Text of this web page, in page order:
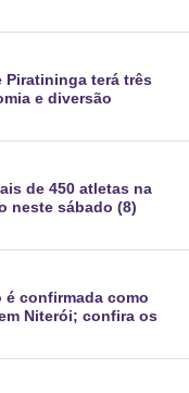
Piratininga terá três
e diversão
de 450 atletas na
neste sábado (8)
é confirmada como
Niterói; confira os